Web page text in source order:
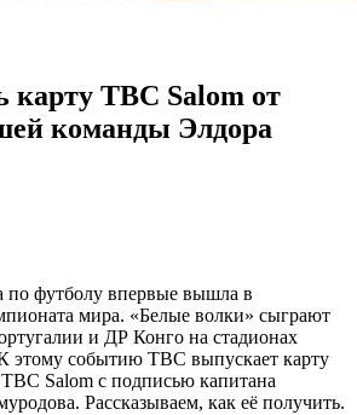
карту TBC Salom от
команды Элдора
по футболу впервые вышла в
мира. «Белые волки» сыграют
и ДР Конго на стадионах
этому событию TBC выпускает карту
Salom с подписью капитана
Рассказываем, как её получить.